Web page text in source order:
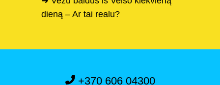
dieną – Ar tai realu?
+370 606 04300